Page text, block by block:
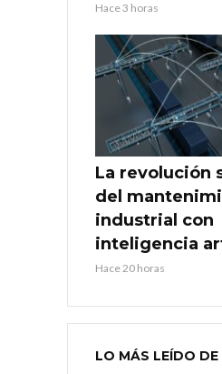
Hace 3 horas
La revolución
del
industrial con
inteligencia
Hace 20 horas
LO MÁS LEÍDO